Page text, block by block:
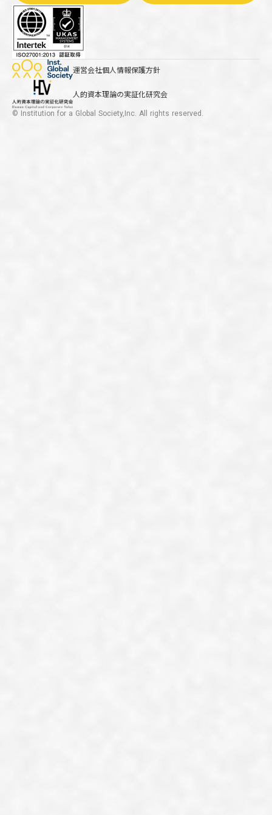
運営会社個人情報保護方針
人的資本理論の実証化研究会
© Institution for a Global Society,Inc. All rights reserved.